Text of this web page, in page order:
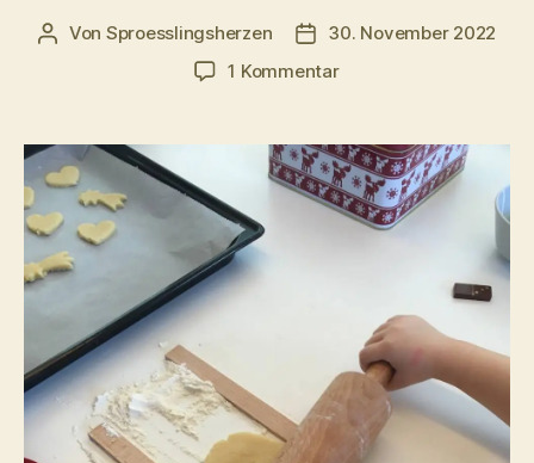
Beitragsautor
Von Sproesslingsherzen Veröffentlichungsdatum
30. November 2022
1 Kommentarzu
November
2022